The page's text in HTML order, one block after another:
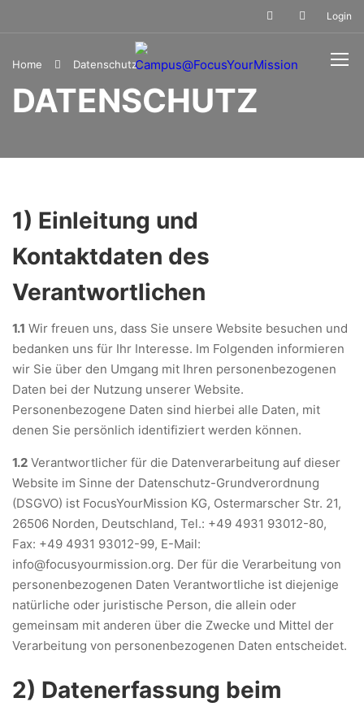
Login
Home Datenschutz
DATENSCHUTZ
1) Einleitung und
Kontaktdaten des
Verantwortlichen
1.1 Wir freuen uns, dass Sie unsere Website besuchen und
bedanken uns für Ihr Interesse. Im Folgenden informieren
wir Sie über den Umgang mit Ihren personenbezogenen
Daten bei der Nutzung unserer Website.
Personenbezogene Daten sind hierbei alle Daten, mit
denen Sie persönlich identifiziert werden können.
1.2 Verantwortlicher für die Datenverarbeitung auf dieser
Website im Sinne der Datenschutz-Grundverordnung
(DSGVO) ist FocusYourMission KG, Ostermarscher Str. 21,
26506 Norden, Deutschland, Tel.: +49 4931 93012-80,
Fax: +49 4931 93012-99, E-Mail:
info@focusyourmission.org. Der für die Verarbeitung von
personenbezogenen Daten Verantwortliche ist diejenige
natürliche oder juristische Person, die allein oder
gemeinsam mit anderen über die Zwecke und Mittel der
Verarbeitung von personenbezogenen Daten entscheidet.
2) Datenerfassung beim